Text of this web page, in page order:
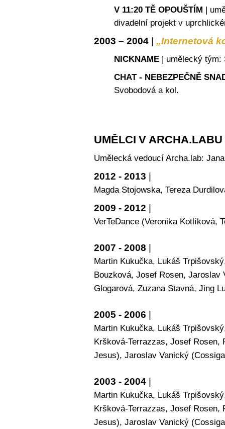
V 11:20 TĚ OPOUŠTÍM |
divadelní projekt v
2003 – 2004 „Internetová
NICKNAME | umělecký tým:
CHAT - NEBEZPEČNĚ
Svobodová a kol.
UMĚLCI V ARCHA.LABU
Umělecká vedoucí Archa.lab:
2012 - 2013
Magda Stojowska, Tereza
2009 - 2012
VerTeDance (Veronika Kotlíková,
2007 - 2008
Martin Kukučka, Lukáš
Bouzková, Josef Rosen, Jaroslav
Glogarová, Zuzana Stavná, Jing
2005 - 2006
Martin Kukučka, Lukáš
Kršková-Terrazzas, Josef Rosen,
Jesus), Jaroslav Vanický
2003 - 2004
Martin Kukučka, Lukáš
Kršková-Terrazzas, Josef Rosen,
Jesus), Jaroslav Vanický